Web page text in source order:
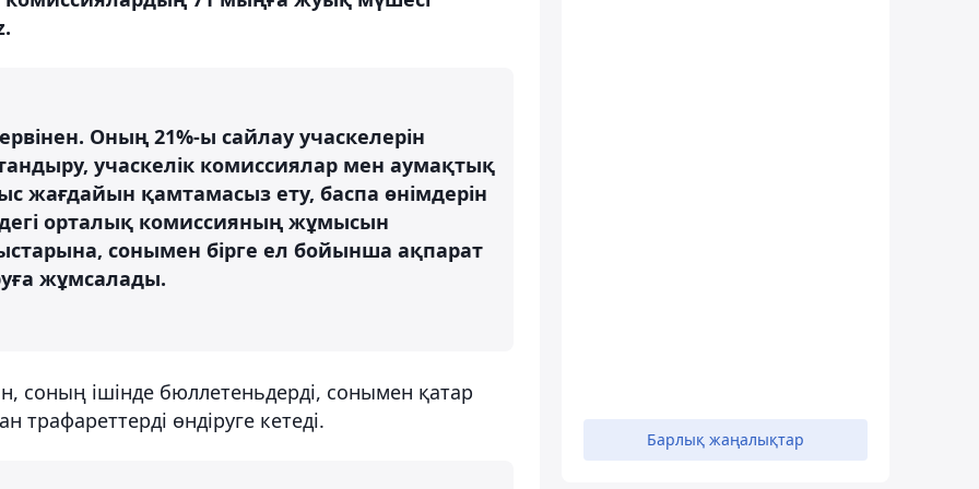
Оның 21%-ы сайлау учаскелерін
учаскелік комиссиялар мен аумақтық
жағдайын қамтамасыз ету, баспа өнімдерін
орталық комиссияның жұмысын
сонымен бірге ел бойынша ақпарат
жұмсалады.
соның ішінде бюллетеньдерді, сонымен қатар
трафареттерді өндіруге кетеді.
Барлық жаңалықтар